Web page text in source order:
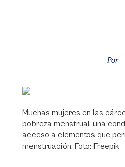
Por
Muchas mujeres en las
pobreza menstrual, una
acceso a elementos que
menstruación. Foto: Freepik